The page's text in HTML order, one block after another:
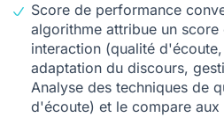
Score de performance
algorithme attribue un
interaction (qualité
adaptation du discours,
Analyse des techniques de
d'écoute) et le compare